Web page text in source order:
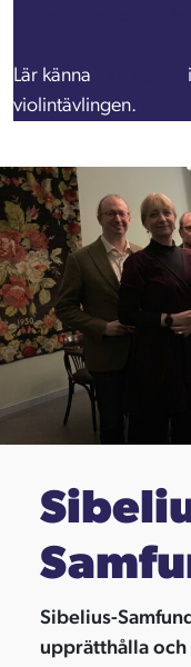
Lär känna
violintävlingen.
Sibelius-
upprätthålla